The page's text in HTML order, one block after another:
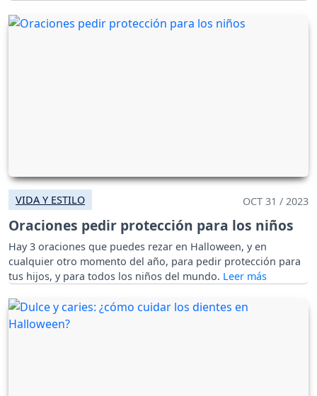
VIDA Y ESTILO OCT 31 / 2023
Oraciones pedir protección para los niños
Hay 3 oraciones que puedes rezar en Halloween, y en
cualquier otro momento del año, para pedir protección para
tus hijos, y para todos los niños del mundo.